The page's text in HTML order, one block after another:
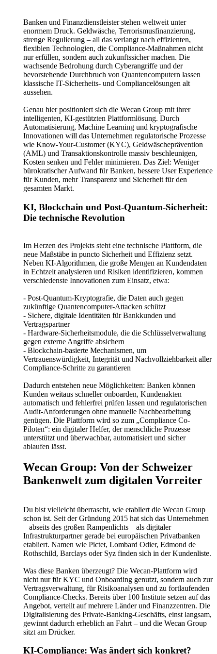
Banken und Finanzdienstleister stehen weltweit unter
enormem Druck. Geldwäsche, Terrorismusfinanzierung,
strenge Regulierung – all das verlangt nach effizienten,
flexiblen Technologien, die Compliance-Maßnahmen nicht
nur erfüllen, sondern auch zukunftssicher machen. Die
wachsende Bedrohung durch Cyberangriffe und der
bevorstehende Durchbruch von Quantencomputern lassen
klassische IT-Sicherheits- und Compliancelösungen alt
aussehen.
Genau hier positioniert sich die Wecan Group mit ihrer
intelligenten, KI-gestützten Plattformlösung. Durch
Automatisierung, Machine Learning und kryptografische
Innovationen will das Unternehmen regulatorische Prozesse
wie Know-Your-Customer (KYC), Geldwäscheprävention
(AML) und Transaktionskontrolle massiv beschleunigen,
Kosten senken und Fehler minimieren. Das Ziel: Weniger
bürokratischer Aufwand für Banken, bessere User Experience
für Kunden, mehr Transparenz und Sicherheit für den
gesamten Markt.
KI, Blockchain und Post-Quantum-Sicherheit:
Die technische Revolution
Im Herzen des Projekts steht eine technische Plattform, die
neue Maßstäbe in puncto Sicherheit und Effizienz setzt.
Neben KI-Algorithmen, die große Mengen an Kundendaten
in Echtzeit analysieren und Risiken identifizieren, kommen
verschiedenste Innovationen zum Einsatz, etwa:
- Post-Quantum-Kryptografie, die Daten auch gegen
zukünftige Quantencomputer-Attacken schützt
- Sichere, digitale Identitäten für Bankkunden und
Vertragspartner
- Hardware-Sicherheitsmodule, die die Schlüsselverwaltung
gegen externe Angriffe absichern
- Blockchain-basierte Mechanismen, um
Vertrauenswürdigkeit, Integrität und Nachvollziehbarkeit aller
Compliance-Schritte zu garantieren
Dadurch entstehen neue Möglichkeiten: Banken können
Kunden weitaus schneller onboarden, Kundenakten
automatisch und fehlerfrei prüfen lassen und regulatorischen
Audit-Anforderungen ohne manuelle Nachbearbeitung
genügen. Die Plattform wird so zum „Compliance Co-
Piloten“: ein digitaler Helfer, der menschliche Prozesse
unterstützt und überwachbar, automatisiert und sicher
ablaufen lässt.
Wecan Group: Von der Schweizer
Bankenwelt zum digitalen Vorreiter
Du bist vielleicht überrascht, wie etabliert die Wecan Group
schon ist. Seit der Gründung 2015 hat sich das Unternehmen
– abseits des großen Rampenlichts – als digitaler
Infrastrukturpartner gerade bei europäischen Privatbanken
etabliert. Namen wie Pictet, Lombard Odier, Edmond de
Rothschild, Barclays oder Syz finden sich in der Kundenliste.
Was diese Banken überzeugt? Die Wecan-Plattform wird
nicht nur für KYC und Onboarding genutzt, sondern auch zur
Vertragsverwaltung, für Risikoanalysen und zu fortlaufenden
Compliance-Checks. Bereits über 100 Institute setzen auf das
Angebot, verteilt auf mehrere Länder und Finanzzentren. Die
Digitalisierung des Private-Banking-Geschäfts, einst langsam,
gewinnt dadurch erheblich an Fahrt – und die Wecan Group
sitzt am Drücker.
KI-Compliance: Was ändert sich konkret?